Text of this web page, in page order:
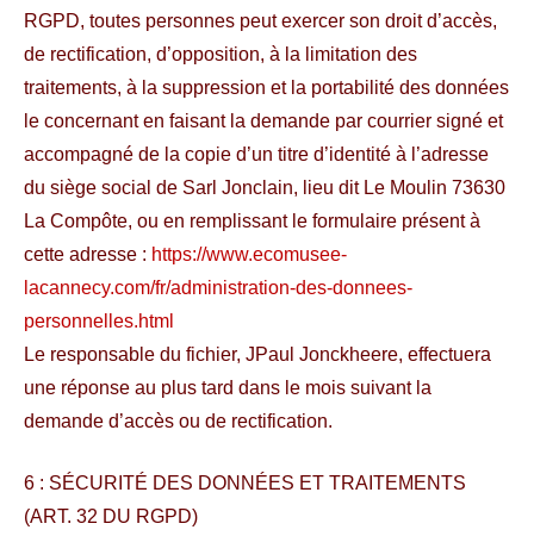
RGPD, toutes personnes peut exercer son droit d’accès,
de rectification, d’opposition, à la limitation des
traitements, à la suppression et la portabilité des données
le concernant en faisant la demande par courrier signé et
accompagné de la copie d’un titre d’identité à l’adresse
du siège social de Sarl Jonclain, lieu dit Le Moulin 73630
La Compôte, ou en remplissant le formulaire présent à
cette adresse : https://www.ecomusee-
lacannecy.com/fr/administration-des-donnees-
personnelles.html
Le responsable du fichier, JPaul Jonckheere, effectuera
une réponse au plus tard dans le mois suivant la
demande d’accès ou de rectification.
6 : SÉCURITÉ DES DONNÉES ET TRAITEMENTS
(ART. 32 DU RGPD)